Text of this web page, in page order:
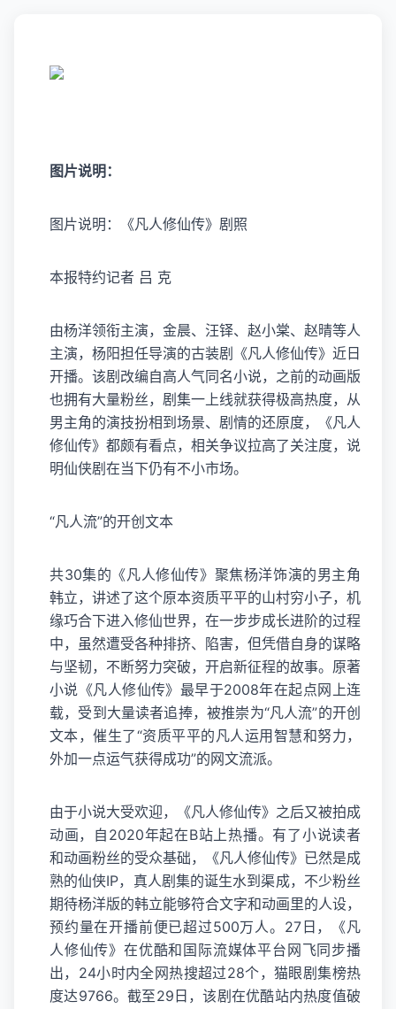
图片说明：
图片说明：《凡人修仙传》剧照
本报特约记者 吕 克
由杨洋领衔主演，金晨、汪铎、赵小棠、赵晴等人
主演，杨阳担任导演的古装剧《凡人修仙传》近日
开播。该剧改编自高人气同名小说，之前的动画版
也拥有大量粉丝，剧集一上线就获得极高热度，从
男主角的演技扮相到场景、剧情的还原度，《凡人
修仙传》都颇有看点，相关争议拉高了关注度，说
明仙侠剧在当下仍有不小市场。
“凡人流”的开创文本
共30集的《凡人修仙传》聚焦杨洋饰演的男主角
韩立，讲述了这个原本资质平平的山村穷小子，机
缘巧合下进入修仙世界，在一步步成长进阶的过程
中，虽然遭受各种排挤、陷害，但凭借自身的谋略
与坚韧，不断努力突破，开启新征程的故事。原著
小说《凡人修仙传》最早于2008年在起点网上连
载，受到大量读者追捧，被推崇为“凡人流”的开创
文本，催生了“资质平平的凡人运用智慧和努力，
外加一点运气获得成功”的网文流派。
由于小说大受欢迎，《凡人修仙传》之后又被拍成
动画，自2020年起在B站上热播。有了小说读者
和动画粉丝的受众基础，《凡人修仙传》已然是成
熟的仙侠IP，真人剧集的诞生水到渠成，不少粉丝
期待杨洋版的韩立能够符合文字和动画里的人设，
预约量在开播前便已超过500万人。27日，《凡
人修仙传》在优酷和国际流媒体平台网飞同步播
出，24小时内全网热搜超过28个，猫眼剧集榜热
度达9766。截至29日，该剧在优酷站内热度值破